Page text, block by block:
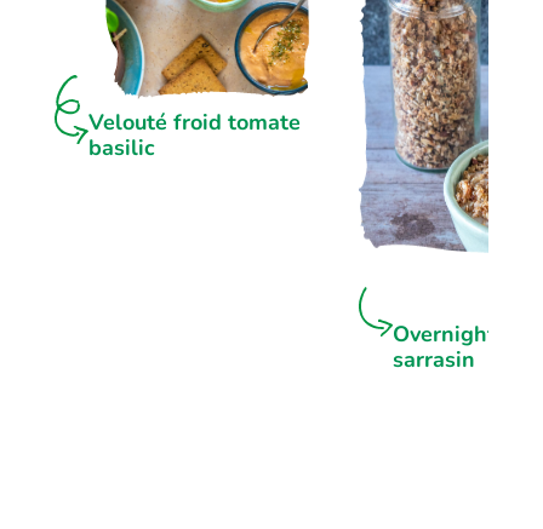
Velouté froid tomate
basilic
Overnight
sarrasin